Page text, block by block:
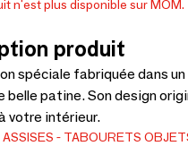
n'est plus disponible sur MOM.
produit
spéciale fabriquée dans
belle patine. Son design
votre intérieur.
ASSISES TABOURETS